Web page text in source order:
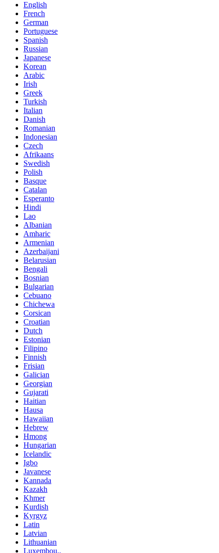
English
French
German
Portuguese
Spanish
Russian
Japanese
Korean
Arabic
Irish
Greek
Turkish
Italian
Danish
Romanian
Indonesian
Czech
Afrikaans
Swedish
Polish
Basque
Catalan
Esperanto
Hindi
Lao
Albanian
Amharic
Armenian
Azerbaijani
Belarusian
Bengali
Bosnian
Bulgarian
Cebuano
Chichewa
Corsican
Croatian
Dutch
Estonian
Filipino
Finnish
Frisian
Galician
Georgian
Gujarati
Haitian
Hausa
Hawaiian
Hebrew
Hmong
Hungarian
Icelandic
Igbo
Javanese
Kannada
Kazakh
Khmer
Kurdish
Kyrgyz
Latin
Latvian
Lithuanian
Luxembou..